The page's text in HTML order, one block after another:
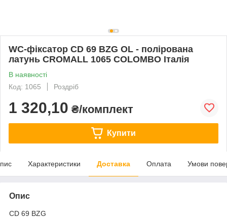
WC-фіксатор CD 69 BZG OL - полірована
латунь CROMALL 1065 COLOMBO Італія
В наявності
Код: 1065
Роздріб
1 320,10 ₴/комплект
Купити
Характеристики Доставка Оплата Умови
Опис
CD 69 BZG